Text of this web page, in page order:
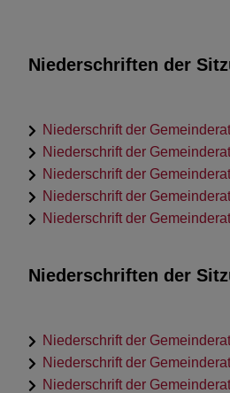
Niederschriften der
Niederschrift der
Niederschrift der
Niederschrift der
Niederschrift der
Niederschrift der
Niederschriften der
Niederschrift der
Niederschrift der
Niederschrift der